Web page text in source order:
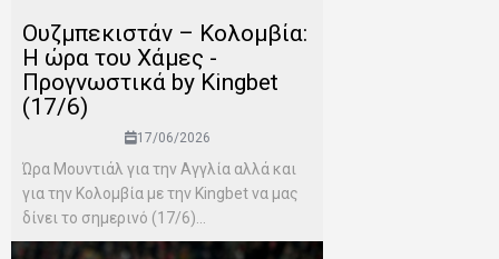
Ουζμπεκιστάν – Κολομβία:
Η ώρα του Χάμες -
Προγνωστικά by Kingbet
(17/6)
17/06/2026
Ώρα Μουντιάλ για την Αγγλία αλλά και
για την Κολομβία με την Kingbet να μας
δίνει το σημερινό (17/6)...